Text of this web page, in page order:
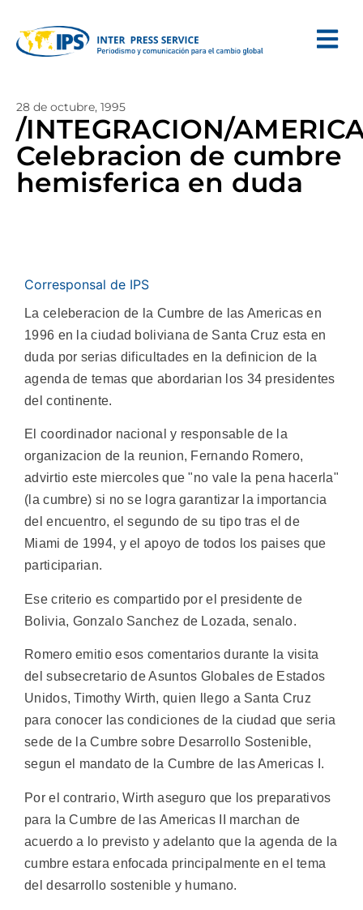
28 de octubre, 1995
/INTEGRACION/
Celebracion de cumbre
hemisferica en duda
Corresponsal de IPS
La celeberacion de la Cumbre de las Americas en
1996 en la ciudad boliviana de Santa Cruz esta en
duda por serias dificultades en la definicion de la
agenda de temas que abordarian los 34 presidentes
del continente.
El coordinador nacional y responsable de la
organizacion de la reunion, Fernando Romero,
advirtio este miercoles que "no vale la pena hacerla"
(la cumbre) si no se logra garantizar la importancia
del encuentro, el segundo de su tipo tras el de
Miami de 1994, y el apoyo de todos los paises que
participarian.
Ese criterio es compartido por el presidente de
Bolivia, Gonzalo Sanchez de Lozada, senalo.
Romero emitio esos comentarios durante la visita
del subsecretario de Asuntos Globales de Estados
Unidos, Timothy Wirth, quien llego a Santa Cruz
para conocer las condiciones de la ciudad que seria
sede de la Cumbre sobre Desarrollo Sostenible,
segun el mandato de la Cumbre de las Americas I.
Por el contrario, Wirth aseguro que los preparativos
para la Cumbre de las Americas II marchan de
acuerdo a lo previsto y adelanto que la agenda de la
cumbre estara enfocada principalmente en el tema
del desarrollo sostenible y humano.